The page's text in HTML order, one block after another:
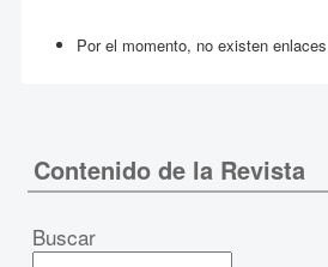
Por el momento, no existen
Contenido de la Revista
Buscar